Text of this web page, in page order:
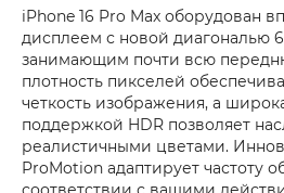
iPhone 16 Pro Max оборудован
дисплеем с новой диагональю
занимающим почти всю
плотность пикселей
четкость изображения, а
поддержкой HDR позволяет
реалистичными цветами.
ProMotion адаптирует частоту